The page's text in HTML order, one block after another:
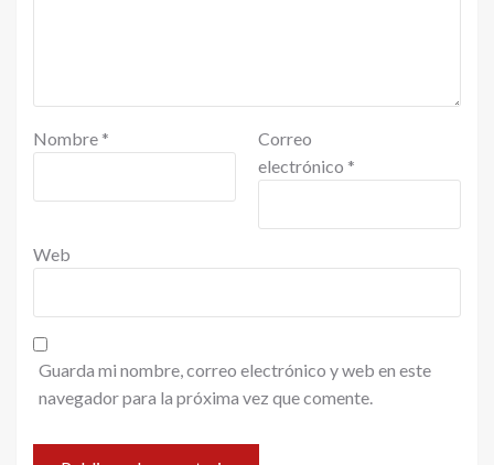
Nombre *
Correo
electrónico *
Web
Guarda mi nombre, correo electrónico y web en este
navegador para la próxima vez que comente.